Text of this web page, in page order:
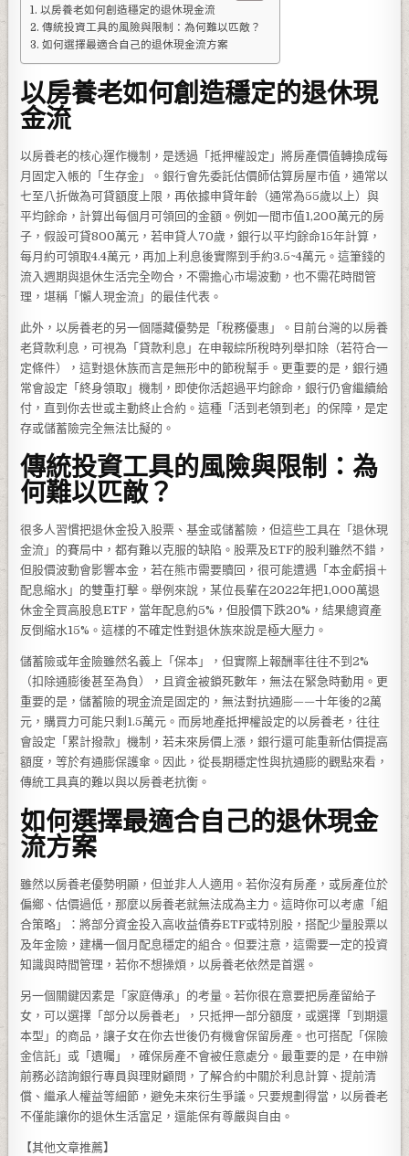
以房養老如何創造穩定的退休現金流
傳統投資工具的風險與限制：為何難以匹敵？
如何選擇最適合自己的退休現金流方案
以房養老如何創造穩定的退休現
金流
以房養老的核心運作機制，是透過「抵押權設定」將房產價值轉換成每
月固定入帳的「生存金」。銀行會先委託估價師估算房屋市值，通常以
七至八折做為可貸額度上限，再依據申貸年齡（通常為55歲以上）與
平均餘命，計算出每個月可領回的金額。例如一間市值1,200萬元的房
子，假設可貸800萬元，若申貸人70歲，銀行以平均餘命15年計算，
每月約可領取4.4萬元，再加上利息後實際到手約3.5~4萬元。這筆錢的
流入週期與退休生活完全吻合，不需擔心市場波動，也不需花時間管
理，堪稱「懶人現金流」的最佳代表。
此外，以房養老的另一個隱藏優勢是「稅務優惠」。目前台灣的以房養
老貸款利息，可視為「貸款利息」在申報綜所稅時列舉扣除（若符合一
定條件），這對退休族而言是無形中的節稅幫手。更重要的是，銀行通
常會設定「終身領取」機制，即使你活超過平均餘命，銀行仍會繼續給
付，直到你去世或主動終止合約。這種「活到老領到老」的保障，是定
存或儲蓄險完全無法比擬的。
傳統投資工具的風險與限制：為
何難以匹敵？
很多人習慣把退休金投入股票、基金或儲蓄險，但這些工具在「退休現
金流」的賽局中，都有難以克服的缺陷。股票及ETF的股利雖然不錯，
但股價波動會影響本金，若在熊市需要贖回，很可能遭遇「本金虧損＋
配息縮水」的雙重打擊。舉例來說，某位長輩在2022年把1,000萬退
休金全買高股息ETF，當年配息約5%，但股價下跌20%，結果總資產
反倒縮水15%。這樣的不確定性對退休族來說是極大壓力。
儲蓄險或年金險雖然名義上「保本」，但實際上報酬率往往不到2%
（扣除通膨後甚至為負），且資金被鎖死數年，無法在緊急時動用。更
重要的是，儲蓄險的現金流是固定的，無法對抗通膨——十年後的2萬
元，購買力可能只剩1.5萬元。而房地產抵押權設定的以房養老，往往
會設定「累計撥款」機制，若未來房價上漲，銀行還可能重新估價提高
額度，等於有通膨保護傘。因此，從長期穩定性與抗通膨的觀點來看，
傳統工具真的難以與以房養老抗衡。
如何選擇最適合自己的退休現金
流方案
雖然以房養老優勢明顯，但並非人人適用。若你沒有房產，或房產位於
偏鄉、估價過低，那麼以房養老就無法成為主力。這時你可以考慮「組
合策略」：將部分資金投入高收益債券ETF或特別股，搭配少量股票以
及年金險，建構一個月配息穩定的組合。但要注意，這需要一定的投資
知識與時間管理，若你不想操煩，以房養老依然是首選。
另一個關鍵因素是「家庭傳承」的考量。若你很在意要把房產留給子
女，可以選擇「部分以房養老」，只抵押一部分額度，或選擇「到期還
本型」的商品，讓子女在你去世後仍有機會保留房產。也可搭配「保險
金信託」或「遺囑」，確保房產不會被任意處分。最重要的是，在申辦
前務必諮詢銀行專員與理財顧問，了解合約中關於利息計算、提前清
償、繼承人權益等細節，避免未來衍生爭議。只要規劃得當，以房養老
不僅能讓你的退休生活富足，還能保有尊嚴與自由。
【其他文章推薦】